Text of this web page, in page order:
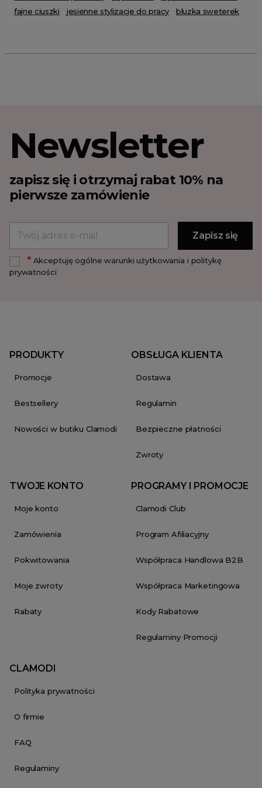
fajne ciuszki
jesienne stylizacje do pracy bluzka sweterek
Newsletter
zapisz się i otrzymaj rabat 10% na
pierwsze zamówienie
*Akceptuję ogólne warunki użytkowania i politykę
prywatności
PRODUKTY
Promocje
Bestsellery
Nowości w butiku Clamodi
OBSŁUGA KLIENTA
Dostawa
Regulamin
Bezpieczne płatności
Zwroty
TWOJE KONTO
Moje konto
Zamówienia
Pokwitowania
Moje zwroty
Rabaty
PROGRAMY I PROMOCJE
Clamodi Club
Program Afiliacyjny
Współpraca Handlowa B2B
Współpraca Marketingowa
Kody Rabatowe
Regulaminy Promocji
CLAMODI
Polityka prywatności
O firmie
FAQ
Regulaminy